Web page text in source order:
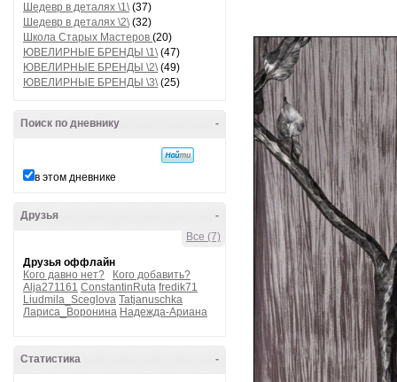
Шедевр в деталях \1\(37)
Шедевр в деталях \2\(32)
Школа Старых Мастеров (20)
ЮВЕЛИРНЫЕ БРЕНДЫ \1\(47)
ЮВЕЛИРНЫЕ БРЕНДЫ \2\(49)
ЮВЕЛИРНЫЕ БРЕНДЫ \3\(25)
-
Поиск по дневнику
в этом дневнике
-
Друзья
Все (7)
Друзья оффлайн
Кого давно нет?
Кого добавить?
Alja271161 ConstantinRuta fredik71
Liudmila_Sceglova Tatjanuschka
Лариса_Воронина Надежда-Ариана
-
Статистика